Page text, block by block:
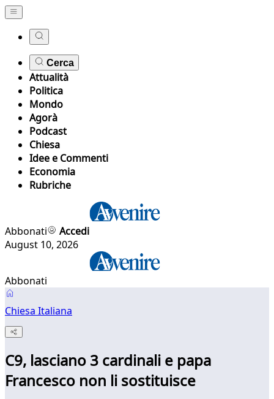
Cerca
Attualità
Politica
Mondo
Agorà
Podcast
Chiesa
Idee e Commenti
Economia
Rubriche
Abbonati
Accedi
August 10, 2026
Abbonati
Chiesa Italiana
C9, lasciano 3 cardinali e papa
Francesco non li sostituisce